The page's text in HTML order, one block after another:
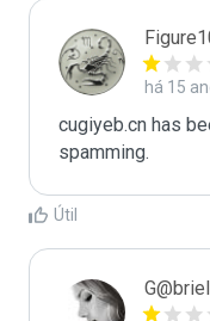
há 15
cugiyeb.cn has
spamming.
Útil